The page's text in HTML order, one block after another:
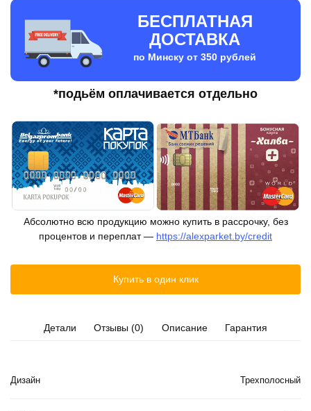
БЕСПЛАТНАЯ
ДОСТАВКА
по Минску от 350 рублей
*подьём оплачивается отдельно
Абсолютно всю продукцию можно купить в рассрочку, без
процентов и переплат — https://alexparket.by/credit
Купить в один клик
Детали Отзывы (0) Описание Гарантия
Дизайн Трехполосный